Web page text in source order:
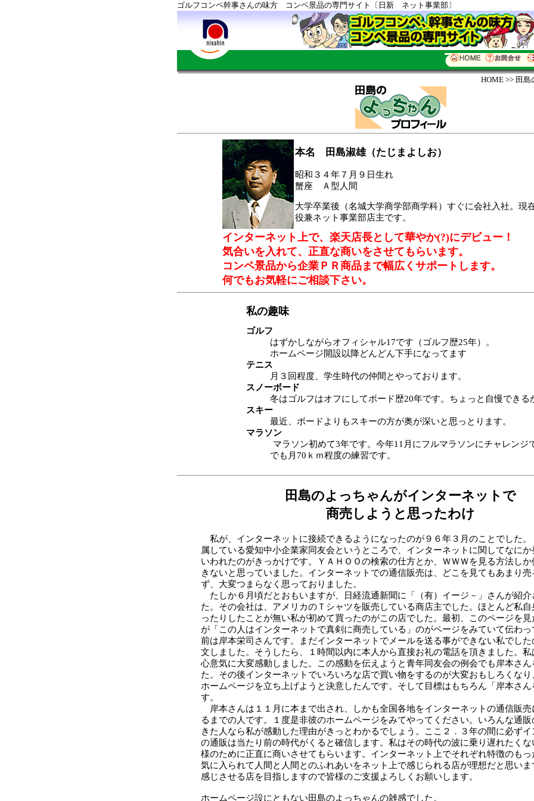
ゴルフコンペ幹事さんの味方 コンペ景品の専門サイト〔日新 ネット事業部〕
HOME >> 田島
本名 田島淑雄（たじまよしお）
昭和３４年７月９日生れ
蟹座 Ａ型人間
大学卒業後（名城大学商学部商学科）すぐに会社入社。現
役兼ネット事業部店主です。
インターネット上で、楽天店長として華やか(?)にデビュー！
気合いを入れて、正直な商いをさせてもらいます。
コンペ景品から企業ＰＲ商品まで幅広くサポート します。
何でもお気軽にご相談下さい。
私の趣味
ゴルフ
はずかしながらオフィシャル17です（ゴルフ歴25年）。
ホームページ開設以降どんどん下手になってます
テニス
月３回程度、学生時代の仲間とやっております。
スノーボード
冬はゴルフはオフにしてボード歴20年です。ちょっと自慢できる
スキー
最近、ボードよりもスキーの方が奥が深いと思っとります。
マラソン
マラソン初めて3年です。今年11月にフルマラソンにチャレンジで
でも月70ｋｍ程度の練習です。
田島のよっちゃんがインターネットで
商売しようと思ったわけ
私が、インターネットに接続できるようになったのが９６年３月のことでした。
属している愛知中小企業家同友会というところで、インターネットに関してなにか
いわれたのがきっかけです。ＹＡＨＯＯの検索の仕方とか、ＷＷＷを見る方法し
きないと思っていました。インターネットでの通信販売は、どこを見てもあまり
ず、大変つまらなく思っておりました。
たしか６月頃だとおもいますが、日経流通新聞に 「（有）イージ－」
さんが紹
た。その会社は、アメリカのＴシャツを販売している商店主でした。ほとんど私
ったりしたことが無い私が初めて買ったのがこの店でした。最初、このページを
が「この人はインターネットで真剣に商売している」のがページをみていて伝わっ
前は岸本栄司さんです。まだインターネットでメールを送る事ができない私でした
文しました。そうしたら、１時間以内に本人から直接お礼の電話を頂きました。
心意気に大変感動しました。この感動を伝えようと青年同友会の例会でも岸本さん
た。その後インターネットでいろいろな店で買い物をするのが大変おもしろくなり
ホームページを立ち上げようと決意したんです。そして目標はもちろん「岸本さ
す。
岸本さんは１１月に本まで出され、しかも全国各地をインターネットの通信販売
るまでの人です。１度是非彼のホームページをみてやってください。いろんな通販
きた人なら私が感動した理由がきっとわかるでしょう。ここ２．３年の間に必ず
の通販は当たり前の時代がくると確信します。私はその時代の波に乗り遅れたくな
様のために正直に商いさせてもらいます。インターネット上でそれぞれ特徴のもっ
気に入られて人間と人間とのふれあいをネット上で感じられる店が理想だと思いま
感じさせる店を目指しますので皆様のご支援よろしくお願いします。
ホームページ設にともない田島のよっちゃんの雑感でした。